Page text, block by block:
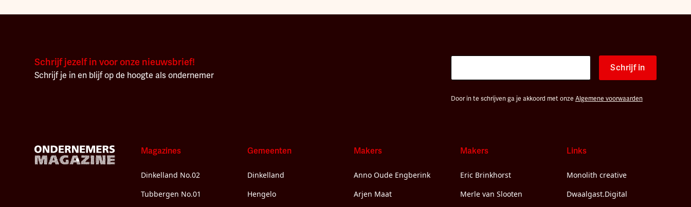
Schrijf jezelf in voor onze nieuwsbrief!
Schrijf je in en blijf op de hoogte als ondernemer
Schrijf in
Door in te schrijven ga je akkoord met onze Algemene voorwaarden
Magazines
Dinkelland No.02
Tubbergen No.01
Gemeenten
Dinkelland
Hengelo
Makers
Anno Oude Engberink
Arjen Maat
Makers
Eric Brinkhorst
Merle van Slooten
Links
Monolith creative
Dwaalgast.Digital